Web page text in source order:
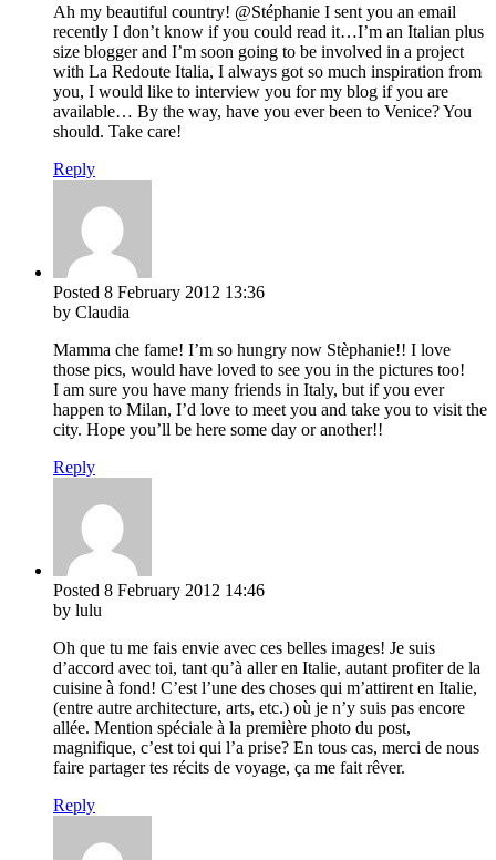
Ah my beautiful country! @Stéphanie I sent you an email
recently I don’t know if you could read it…I’m an Italian plus
size blogger and I’m soon going to be involved in a project
with La Redoute Italia, I always got so much inspiration from
you, I would like to interview you for my blog if you are
available… By the way, have you ever been to Venice? You
should. Take care!
Reply
Posted 8 February 2012 13:36
by Claudia
Mamma che fame! I’m so hungry now Stèphanie!! I love
those pics, would have loved to see you in the pictures too!
I am sure you have many friends in Italy, but if you ever
happen to Milan, I’d love to meet you and take you to visit the
city. Hope you’ll be here some day or another!!
Reply
Posted 8 February 2012 14:46
by lulu
Oh que tu me fais envie avec ces belles images! Je suis
d’accord avec toi, tant qu’à aller en Italie, autant profiter de la
cuisine à fond! C’est l’une des choses qui m’attirent en Italie,
(entre autre architecture, arts, etc.) où je n’y suis pas encore
allée. Mention spéciale à la première photo du post,
magnifique, c’est toi qui l’a prise? En tous cas, merci de nous
faire partager tes récits de voyage, ça me fait rêver.
Reply